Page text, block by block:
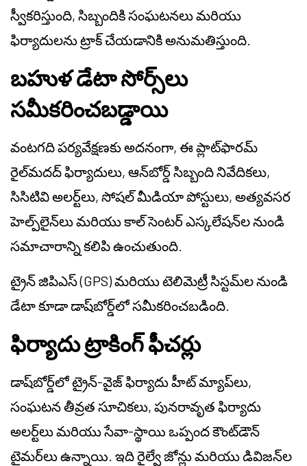
స్వీకరిస్తుంది, సిబ్బందికి సంఘటనలు మరియు
ఫిర్యాదులను ట్రాక్ చేయడానికి అనుమతిస్తుంది.
బహుళ డేటా సోర్స్‌లు
సమీకరించబడ్డాయి
వంటగది పర్యవేక్షణకు అదనంగా, ఈ ప్లాట్‌ఫారమ్
రైల్‌మదద్ ఫిర్యాదులు, ఆన్‌బోర్డ్ సిబ్బంది నివేదికలు,
సిసిటివి అలర్ట్‌లు, సోషల్ మీడియా పోస్టులు, అత్యవసర
హెల్ప్‌లైన్‌లు మరియు కాల్ సెంటర్ ఎస్కలేషన్‌ల నుండి
సమాచారాన్ని కలిపి ఉంచుతుంది.
ట్రైన్ జిపిఎస్ (GPS) మరియు టెలిమెట్రీ సిస్టమ్‌ల నుండి
డేటా కూడా డాష్‌బోర్డ్‌లో సమీకరించబడింది.
ఫిర్యాదు ట్రాకింగ్ ఫీచర్లు
డాష్‌బోర్డ్‌లో ట్రైన్-వైజ్ ఫిర్యాదు హీట్ మ్యాప్‌లు,
సంఘటన తీవ్రత సూచికలు, పునరావృత ఫిర్యాదు
అలర్ట్‌లు మరియు సేవా-స్థాయి ఒప్పంద కౌంట్‌డౌన్
టైమర్‌లు ఉన్నాయి. ఇది రైల్వే జోన్లు మరియు డివిజన్‌ల